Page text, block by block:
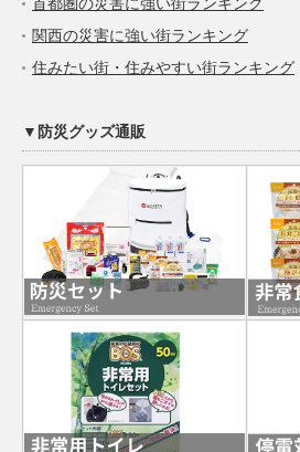
関西の災害に強い街ランキング
住みたい街・住みやすい街ランキング
▼防災グッズ通販